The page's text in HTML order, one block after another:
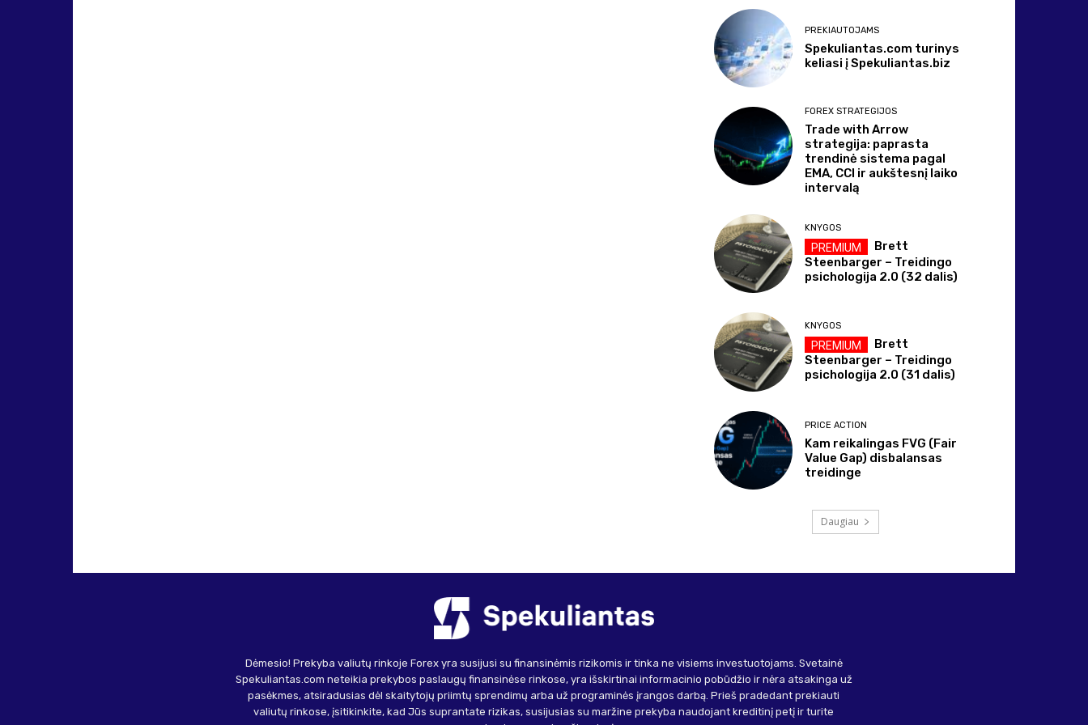
PREKIAUTOJAMS
Spekuliantas.com turinys
keliasi į Spekuliantas.biz
FOREX STRATEGIJOS
Trade with Arrow
strategija: paprasta
trendinė sistema pagal
EMA, CCI ir aukštesnį laiko
intervalą
KNYGOS
Brett
Steenbarger – Treidingo
psichologija 2.0 (32 dalis)
KNYGOS
Brett
Steenbarger – Treidingo
psichologija 2.0 (31 dalis)
PRICE ACTION
Kam reikalingas FVG (Fair
Value Gap) disbalansas
treidinge
Daugiau
Dėmesio! Prekyba valiutų rinkoje Forex yra susijusi su finansinėmis rizikomis ir tinka ne visiems investuotojams. Svetainė
Spekuliantas.com neteikia prekybos paslaugų finansinėse rinkose, yra išskirtinai informacinio pobūdžio ir nėra atsakinga už
pasėkmes, atsiradusias dėl skaitytojų priimtų sprendimų arba už programinės įrangos darbą. Prieš pradedant prekiauti
valiutų rinkose, įsitikinkite, kad Jūs suprantate rizikas, susijusias su maržine prekyba naudojant kreditinį petį ir turite